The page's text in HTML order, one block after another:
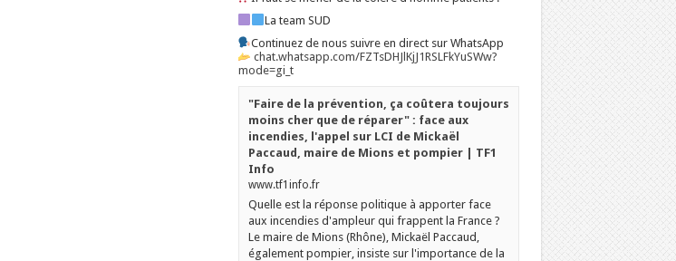
La team SUD
Continuez de nous suivre en direct sur WhatsApp
chat.whatsapp.com/FZTsDHJlKjJ1RSLFkYuSWw?
mode=gi_t
"Faire de la prévention, ça coûtera toujours
moins cher que de réparer" : face aux
incendies, l'appel sur LCI de Mickaël
Paccaud, maire de Mions et pompier | TF1
Info
www.tf1info.fr
Quelle est la réponse politique à apporter face
aux incendies d'ampleur qui frappent la France ?
Le maire de Mions (Rhône), Mickaël Paccaud,
également pompier, insiste sur l'importance de la